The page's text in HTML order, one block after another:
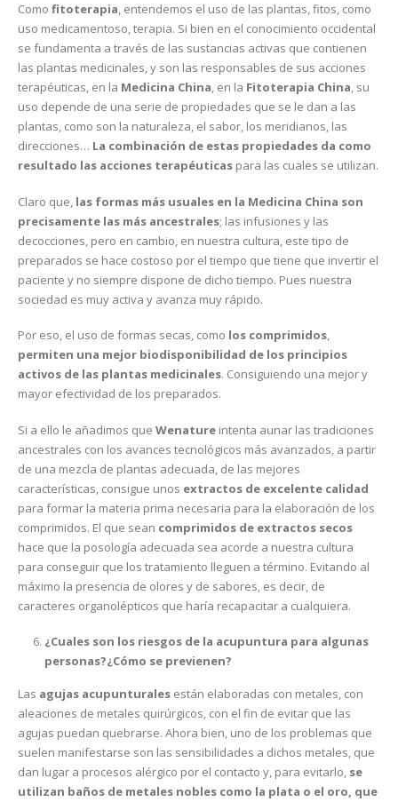
Como fitoterapia, entendemos el uso de las plantas, fitos, como
uso medicamentoso, terapia. Si bien en el conocimiento occidental
se fundamenta a través de las sustancias activas que contienen
las plantas medicinales, y son las responsables de sus acciones
terapéuticas, en la Medicina China, en la Fitoterapia China, su
uso depende de una serie de propiedades que se le dan a las
plantas, como son la naturaleza, el sabor, los meridianos, las
direcciones… La combinación de estas propiedades da como
resultado las acciones terapéuticas para las cuales se utilizan.
Claro que, las formas más usuales en la Medicina China son
precisamente las más ancestrales; las infusiones y las
decocciones, pero en cambio, en nuestra cultura, este tipo de
preparados se hace costoso por el tiempo que tiene que invertir el
paciente y no siempre dispone de dicho tiempo. Pues nuestra
sociedad es muy activa y avanza muy rápido.
Por eso, el uso de formas secas, como los comprimidos,
permiten una mejor biodisponibilidad de los principios
activos de las plantas medicinales. Consiguiendo una mejor y
mayor efectividad de los preparados.
Si a ello le añadimos que Wenature intenta aunar las tradiciones
ancestrales con los avances tecnológicos más avanzados, a partir
de una mezcla de plantas adecuada, de las mejores
características, consigue unos extractos de excelente calidad
para formar la materia prima necesaria para la elaboración de los
comprimidos. El que sean comprimidos de extractos secos
hace que la posología adecuada sea acorde a nuestra cultura
para conseguir que los tratamiento lleguen a término. Evitando al
máximo la presencia de olores y de sabores, es decir, de
caracteres organolépticos que haría recapacitar a cualquiera.
¿Cuales son los riesgos de la acupuntura para algunas
personas?¿Cómo se previenen?
Las agujas acupunturales están elaboradas con metales, con
aleaciones de metales quirúrgicos, con el fin de evitar que las
agujas puedan quebrarse. Ahora bien, uno de los problemas que
suelen manifestarse son las sensibilidades a dichos metales, que
dan lugar a procesos alérgico por el contacto y, para evitarlo, se
utilizan baños de metales nobles como la plata o el oro, que